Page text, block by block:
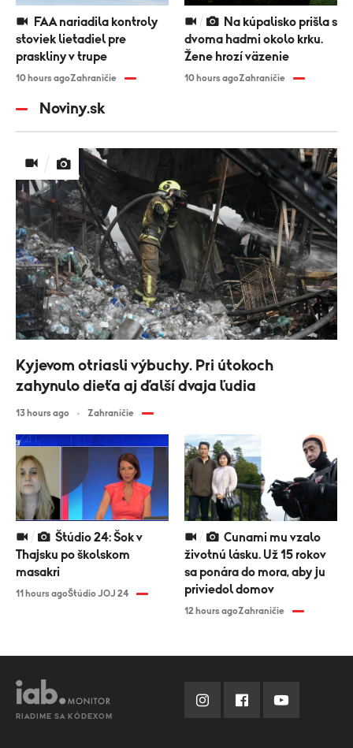
stoviek lietadiel pre
praskliny v trupe
10 hours agoZahraničie
dvoma hadmi okolo krku.
Žene hrozí väzenie
10 hours agoZahraničie
Noviny.sk
Thajsku po školskom
masakri
11 hours agoŠtúdio JOJ 24
životnú lásku. Už 15 rokov
sa ponára do mora, aby ju
priviedol domov
12 hours agoZahraničie
Kyjevom otriasli výbuchy. Pri útokoch
zahynulo dieťa aj ďalší dvaja ľudia
13 hours ago Zahraničie
RIADIME SA KÓDEXOM